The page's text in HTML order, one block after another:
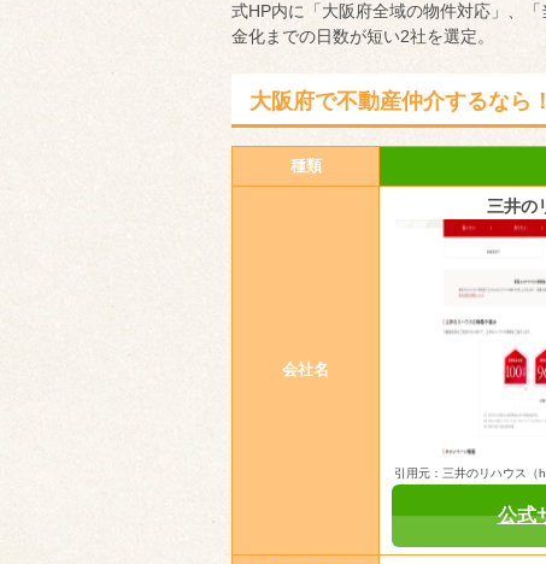
式HP内に「大阪府全域の物件対応」、
金化までの日数が短い2社を選定。
大阪府で不動産仲介するなら
種類
会社名
三井の
引用元：三井のリハウス（
公式